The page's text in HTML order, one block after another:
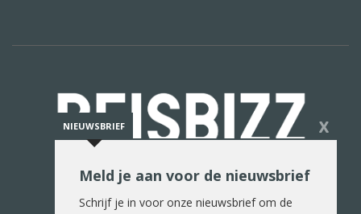
De reiswereld in woord en beeld
NIEUWSBRIEF X
Meld je aan voor de nieuwsbrief
Schrijf je in voor onze nieuwsbrief om de